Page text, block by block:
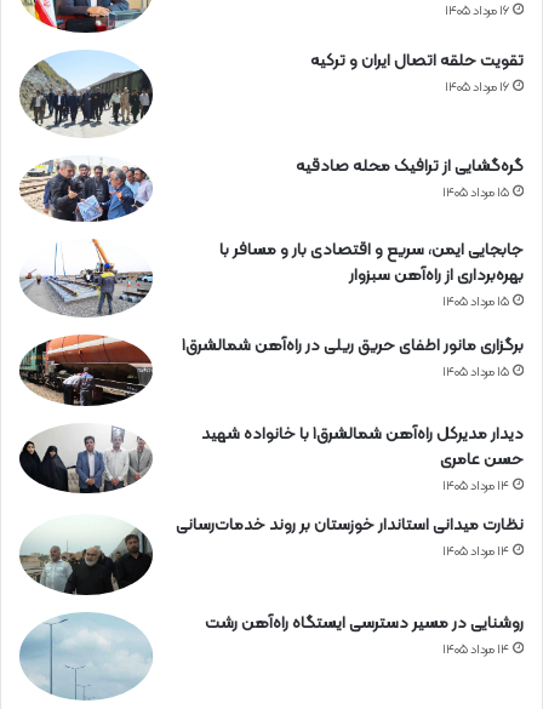
۱۶ مرداد ۱۴۰۵
تقویت حلقه اتصال ایران و ترکیه
۱۶ مرداد ۱۴۰۵
گره‌گشایی از ترافیک محله صادقیه
۱۵ مرداد ۱۴۰۵
جابجایی ایمن، سریع و اقتصادی بار و مسافر با
بهره‌برداری از راه‌آهن سبزوار
۱۵ مرداد ۱۴۰۵
برگزاری مانور اطفای حریق ریلی در راه‌آهن شمالشرق۱
۱۵ مرداد ۱۴۰۵
دیدار مدیرکل راه‌آهن شمالشرق۱ با خانواده شهید
حسن عامری
۱۴ مرداد ۱۴۰۵
نظارت میدانی استاندار خوزستان بر روند خدمات‌رسانی
۱۴ مرداد ۱۴۰۵
روشنایی در مسیر دسترسی ایستگاه راه‌آهن رشت
۱۴ مرداد ۱۴۰۵